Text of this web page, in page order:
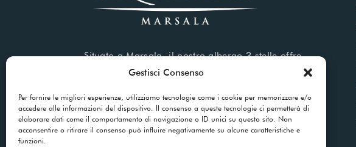
Gestisci Consenso
Per fornire le migliori esperienze, utilizziamo tecnologie come i cookie per memorizzare e/o
accedere alle informazioni del dispositivo. Il consenso a queste tecnologie ci permetterà di
elaborare dati come il comportamento di navigazione o ID unici su questo sito. Non
acconsentire o ritirare il consenso può influire negativamente su alcune caratteristiche e
funzioni.
Situato a Marsala, il nostro albergo 3 stelle offre
servizi di alta qualità sia per soggiorni di piacere